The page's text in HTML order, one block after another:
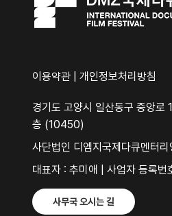
이용약관 개인정보처리방침
경기도 고양시 일산동구 중앙
층 (10450)
사단법인 디엠지국제다큐멘터리
대표자 : 추미애 | 사업자 등록
사무국 오시는 길